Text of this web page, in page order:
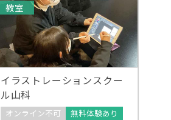
教室
イラストレーションスクー
ル山科
オンライン不可
無料体験あり